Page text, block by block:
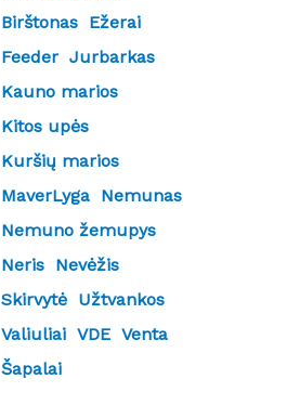
Birštonas Ežerai
Feeder Jurbarkas
Kauno marios
Kitos upės
Kuršių marios
MaverLyga Nemunas
Nemuno žemupys
Neris Nevėžis
Skirvytė Užtvankos
Valiuliai VDE Venta
Šapalai